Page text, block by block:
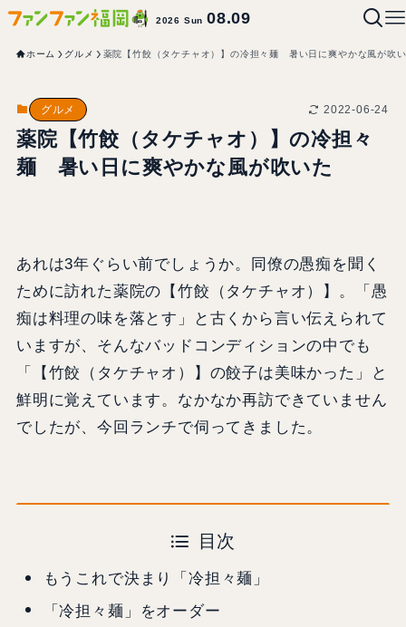
2026 Sun08.09
ホーム グルメ 薬院【竹餃（タケチャオ）】の冷担々麺 暑い日に爽やかな風が吹
グルメ 2022-06-24
薬院【竹餃（タケチャオ）】の冷担々
麺 暑い日に爽やかな風が吹いた
あれは3年ぐらい前でしょうか。同僚の愚痴を聞く
ために訪れた薬院の【竹餃（タケチャオ）】。「愚
痴は料理の味を落とす」と古くから言い伝えられて
いますが、そんなバッドコンディションの中でも
「【竹餃（タケチャオ）】の餃子は美味かった」と
鮮明に覚えています。なかなか再訪できていません
でしたが、今回ランチで伺ってきました。
目次
もうこれで決まり「冷担々麺」
「冷担々麺」をオーダー